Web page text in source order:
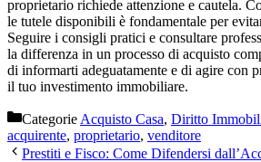
proprietario richiede attenzione e cautela.
le tutele disponibili è fondamentale per
Seguire i consigli pratici e consultare
la differenza in un processo di acquisto
di informarti adeguatamente e di agire con
il tuo investimento immobiliare.
Categorie Acquisto Casa, Diritto
acquirente, proprietario, venditore
Prestiti e Fisco: Come Difendersi